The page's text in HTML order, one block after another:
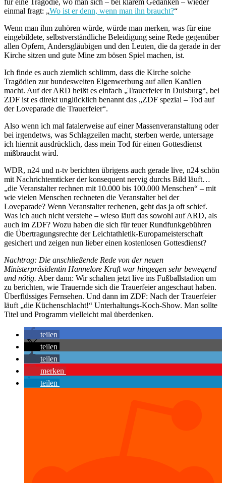
für eine Tragödie, wo man sich – bei klarem Gedanken – wieder
einmal fragt: „Wo ist er denn, wenn man ihn braucht?“
Wenn man ihm zuhören würde, würde man merken, was für eine
eingebildete, selbstverständliche Beleidigung seine Rede gegenüber
allen Opfern, Andersgläubigen und den Leuten, die da gerade in der
Kirche sitzen und gute Mine zm bösen Spiel machen, ist.
Ich finde es auch ziemlich schlimm, dass die Kirche solche
Tragödien zur bundesweiten Eigenwerbung auf allen Kanälen
macht. Auf der ARD heißt es einfach „Trauerfeier in Duisburg“, bei
ZDF ist es direkt unglücklich benannt das „ZDF spezial – Tod auf
der Loveparade die Trauerfeier“.
Also wenn ich mal fatalerweise auf einer Massenveranstaltung oder
bei irgendetws, was Schlagzeilen macht, sterben werde, untersage
ich hiermit ausdrücklich, dass mein Tod für einen Gottesdienst
mißbraucht wird.
WDR, n24 und n-tv berichten übrigens auch gerade live, n24 schön
mit Nachrichtemticker der konsequent nervig durchs Bild läuft…
„die Veranstalter rechnen mit 10.000 bis 100.000 Menschen“ – mit
wie vielen Menschen rechneten die Veranstalter bei der
Loveparade? Wenn Veranstalter rechenen, geht das ja oft schief.
Was ich auch nicht verstehe – wieso läuft das sowohl auf ARD, als
auch im ZDF? Wozu haben die sich für teuer Rundfunkgebühren
die Übertragungsrechte der Leichtathletik-Europameisterschaft
gesichert und zeigen nun lieber einen kostenlosen Gottesdienst?
Nachtrag: Die anschließende Rede von der neuen
Ministerpräsidentin Hannelore Kraft war hingegen sehr bewegend
und nötig. Aber dann: Wir schalten jetzt live ins Fußballstadion um
zu berichten, wie Trauernde sich die Trauerfeier angeschaut haben.
Überflüssiges Fernsehen. Und dann im ZDF: Nach der Trauerfeier
läuft „die Küchenschlacht!“ Unterhaltungs-Koch-Show. Man sollte
Titel und Programm vielleicht mal überdenken.
teilen
teilen
teilen
merken
teilen